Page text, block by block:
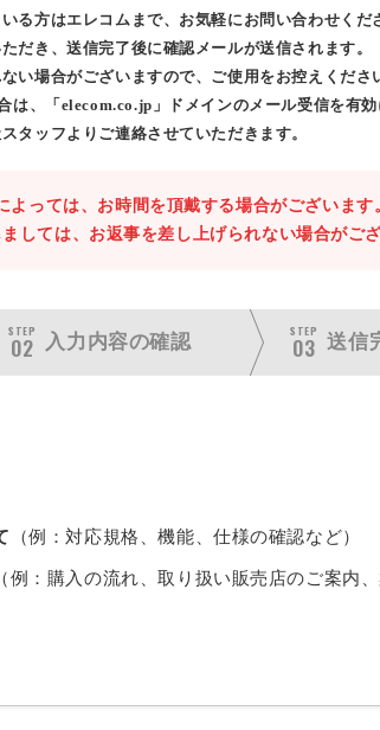
る方はエレコムまで、お気軽にお問い合わせくだ
だき、送信完了後に確認メールが送信されます。
い場合がございますので、ご使用をお控えくださ
は、「elecom.co.jp」ドメインのメール受信を有効
タッフよりご連絡させていただきます。
よっては、お時間を頂戴する場合がございます
しては、お返事を差し上げられない場合がござ
STEP
02 入力内容の確認
STEP
03 送信
（例：対応規格、機能、仕様の確認など）
（例：購入の流れ、取り扱い販売店のご案内